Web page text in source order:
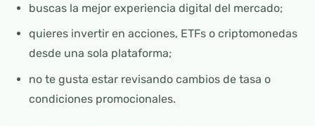
buscas la mejor experiencia digital del mercado;
quieres invertir en acciones, ETFs o criptomonedas
desde una sola plataforma;
no te gusta estar revisando cambios de tasa o
condiciones promocionales.